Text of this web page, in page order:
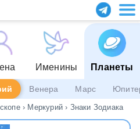
Именины Планеты
Венера Марс
› Меркурий › Знаки Зодиака